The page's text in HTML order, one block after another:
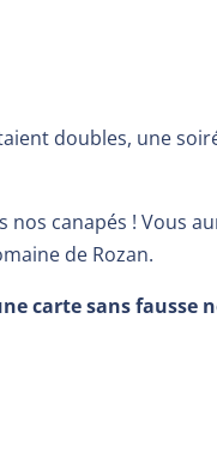
doubles, une
canapés ! Vous
de Rozan.
carte sans fausse